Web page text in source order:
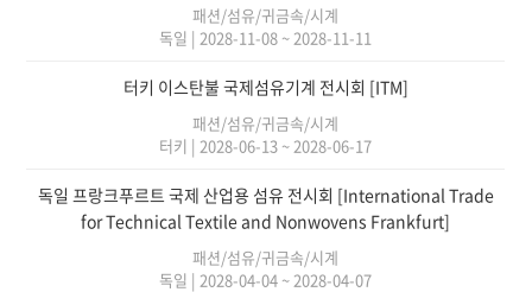
패션/섬유/귀금속/시계
독일 | 2028-11-08 ~ 2028-11-11
터키 이스탄불 국제섬유기계 전시회 [ITM]
패션/섬유/귀금속/시계
터키 | 2028-06-13 ~ 2028-06-17
독일 프랑크푸르트 국제 산업용 섬유 전시회 [International Trade
for Technical Textile and Nonwovens Frankfurt]
패션/섬유/귀금속/시계
독일 | 2028-04-04 ~ 2028-04-07